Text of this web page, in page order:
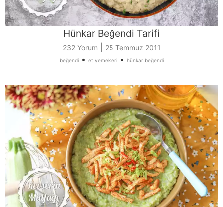
Hünkar Beğendi Tarifi
232 Yorum 25 Temmuz 2011
beğendi• et yemekleri• hünkar beğendi